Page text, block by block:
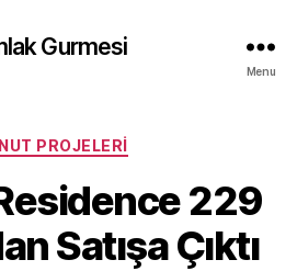
Gurmesi
Menu
Categories
PROJELERI
229
Satışa Çıktı